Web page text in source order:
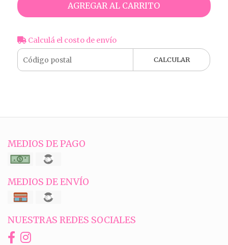
AGREGAR AL CARRITO
Calculá el costo de envío
CALCULAR
MEDIOS DE PAGO
MEDIOS DE ENVÍO
NUESTRAS REDES SOCIALES